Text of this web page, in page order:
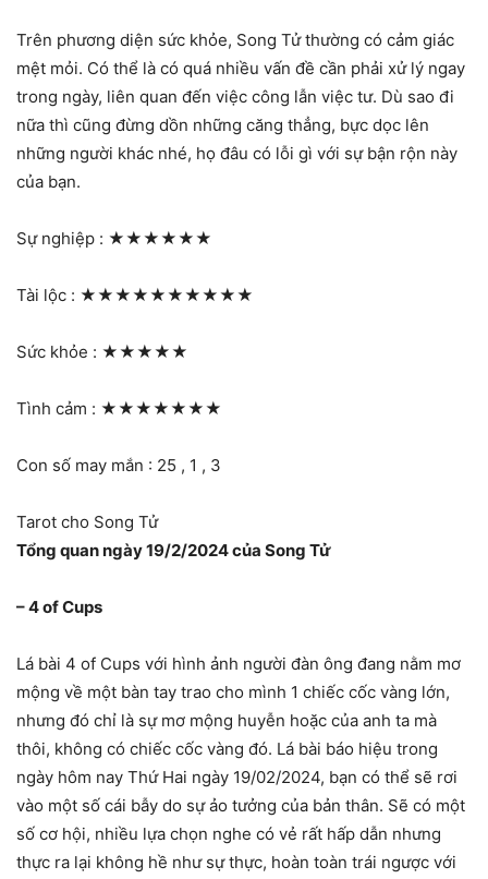
Trên phương diện sức khỏe, Song Tử thường có cảm giác
mệt mỏi. Có thể là có quá nhiều vấn đề cần phải xử lý ngay
trong ngày, liên quan đến việc công lẫn việc tư. Dù sao đi
nữa thì cũng đừng dồn những căng thẳng, bực dọc lên
những người khác nhé, họ đâu có lỗi gì với sự bận rộn này
của bạn.
Sự nghiệp : ★★★★★★
Tài lộc : ★★★★★★★★★★
Sức khỏe : ★★★★★
Tình cảm : ★★★★★★★
Con số may mắn : 25 , 1 , 3
Tarot cho Song Tử
Tổng quan ngày 19/2/2024 của Song Tử
– 4 of Cups
Lá bài 4 of Cups với hình ảnh người đàn ông đang nằm mơ
mộng về một bàn tay trao cho mình 1 chiếc cốc vàng lớn,
nhưng đó chỉ là sự mơ mộng huyễn hoặc của anh ta mà
thôi, không có chiếc cốc vàng đó. Lá bài báo hiệu trong
ngày hôm nay Thứ Hai ngày 19/02/2024, bạn có thể sẽ rơi
vào một số cái bẫy do sự ảo tưởng của bản thân. Sẽ có một
số cơ hội, nhiều lựa chọn nghe có vẻ rất hấp dẫn nhưng
thực ra lại không hề như sự thực, hoàn toàn trái ngược với